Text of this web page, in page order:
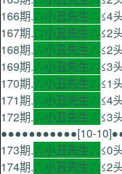
166期.∴小丑先生∴≤4
167期.∴小丑先生∴≤2
168期.∴小丑先生∴≤2
169期.∴小丑先生∴≤3
170期.∴小丑先生∴≤1
171期.∴小丑先生∴≤4
172期.∴小丑先生∴≤3
●●●●●●●●●●●[10-
173期.∴小丑先生∴≤0
174期.∴小丑先生∴≤2